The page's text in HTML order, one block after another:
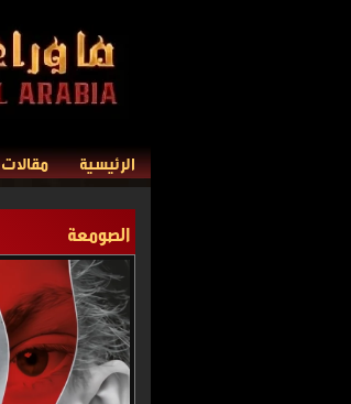
الرئيسية مقالات
الصومعة